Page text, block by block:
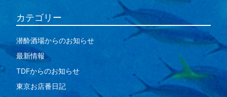
カテゴリー
潜酔酒場からのお知らせ
最新情報
TDFからのお知らせ
東京お店番日記